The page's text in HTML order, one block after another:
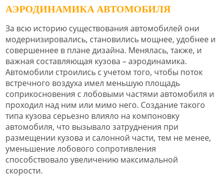
АЭРОДИНАМИКА АВТОМОБИЛЯ
За всю историю существования автомобилей они
модернизировались, становились мощнее, удобнее и
совершеннее в плане дизайна. Менялась, также, и
важная составляющая кузова – аэродинамика.
Автомобили строились с учетом того, чтобы поток
встречного воздуха имел меньшую площадь
соприкосновения с лобовыми частями автомобиля и
проходил над ним или мимо него. Создание такого
типа кузова серьезно влияло на компоновку
автомобиля, что вызывало затруднения при
размещении кузова и салонной части, тем не менее,
уменьшение лобового сопротивления
способствовало увеличению максимальной
скорости.